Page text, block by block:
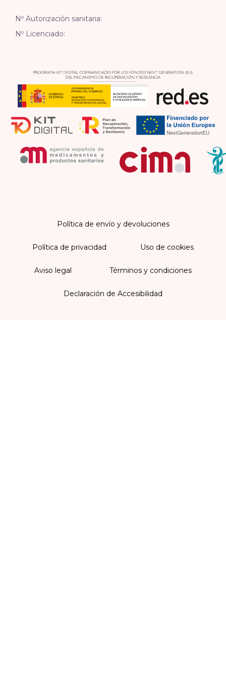
Nº Autorización sanitaria:
Nº Licenciado:
Política de envío y devoluciones
Política de privacidad Uso de cookies
Aviso legal Términos y condiciones
Declaración de Accesibilidad